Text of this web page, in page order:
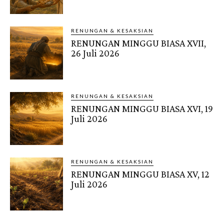
RENUNGAN & KESAKSIAN
RENUNGAN MINGGU BIASA XVII,
26 Juli 2026
RENUNGAN & KESAKSIAN
RENUNGAN MINGGU BIASA XVI, 19
Juli 2026
RENUNGAN & KESAKSIAN
RENUNGAN MINGGU BIASA XV, 12
Juli 2026